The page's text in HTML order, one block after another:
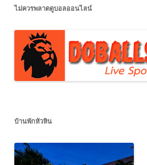
ไม่ควรพลาดดูบอลออนไลน์
บ้านพักหัวหิน